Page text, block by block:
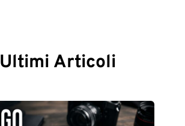
Ultimi Articoli